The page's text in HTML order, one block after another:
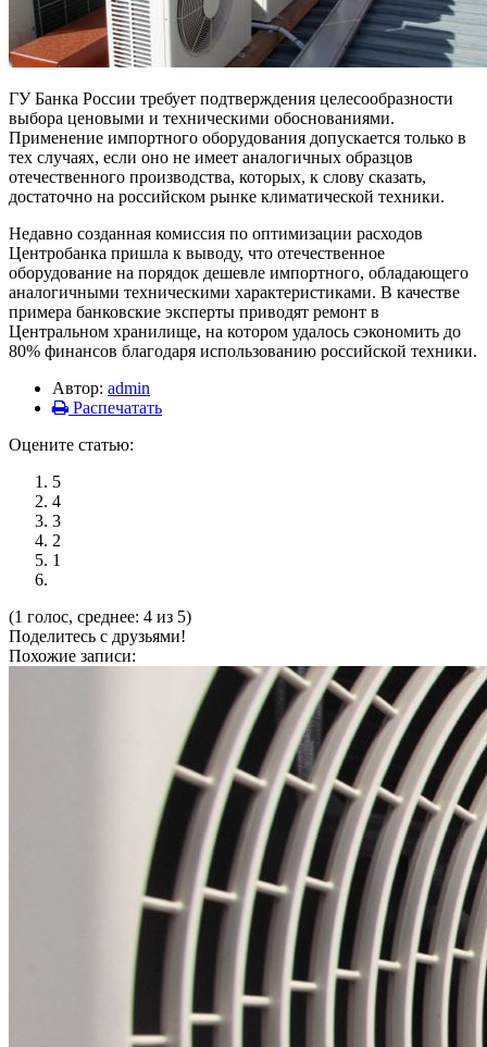
ГУ Банка России требует подтверждения целесообразности
выбора ценовыми и техническими обоснованиями.
Применение импортного оборудования допускается только в
тех случаях, если оно не имеет аналогичных образцов
отечественного производства, которых, к слову сказать,
достаточно на российском рынке климатической техники.
Недавно созданная комиссия по оптимизации расходов
Центробанка пришла к выводу, что отечественное
оборудование на порядок дешевле импортного, обладающего
аналогичными техническими характеристиками. В качестве
примера банковские эксперты приводят ремонт в
Центральном хранилище, на котором удалось сэкономить до
80% финансов благодаря использованию российской техники.
Автор: admin
Распечатать
Оцените статью:
5
4
3
2
1
(1 голос, среднее: 4 из 5)
Поделитесь с друзьями!
Похожие записи: